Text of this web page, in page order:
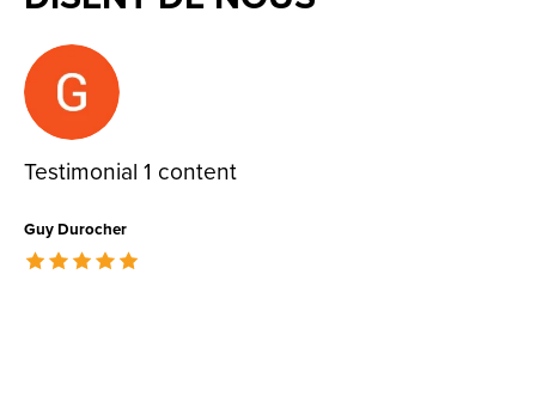
Testimonial items
Testimonial 1 content
Guy Durocher
The rating of this product is